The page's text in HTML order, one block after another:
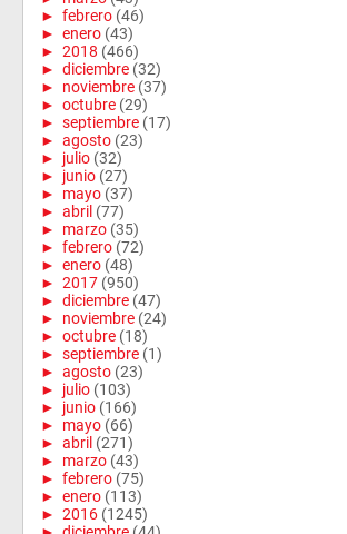
► febrero (46)
► enero (43)
► 2018 (466)
► diciembre (32)
► noviembre (37)
► octubre (29)
► septiembre (17)
► agosto (23)
► julio (32)
► junio (27)
► mayo (37)
► abril (77)
► marzo (35)
► febrero (72)
► enero (48)
► 2017 (950)
► diciembre (47)
► noviembre (24)
► octubre (18)
► septiembre (1)
► agosto (23)
► julio (103)
► junio (166)
► mayo (66)
► abril (271)
► marzo (43)
► febrero (75)
► enero (113)
► 2016 (1245)